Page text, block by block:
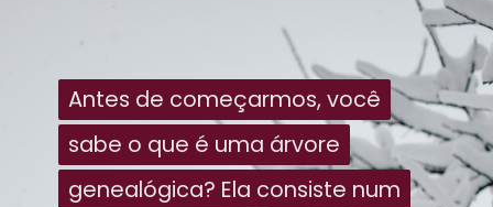
Antes de começarmos, você
sabe o que é uma árvore
genealógica? Ela consiste num
Antes de começarmos, você
sabe o que é uma árvore
genealógica? Ela consiste num